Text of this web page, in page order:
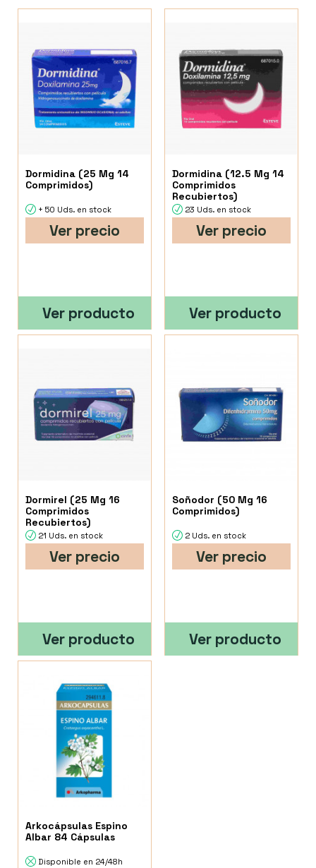
Dormidina (25 Mg 14
Comprimidos)
+ 50 Uds. en stock
Ver precio
Ver producto
Dormidina (12.5 Mg 14
Comprimidos
Recubiertos)
23 Uds. en stock
Ver precio
Ver producto
Dormirel (25 Mg 16
Comprimidos
Recubiertos)
21 Uds. en stock
Ver precio
Ver producto
Soñodor (50 Mg 16
Comprimidos)
2 Uds. en stock
Ver precio
Ver producto
Arkocápsulas Espino
Albar 84 Cápsulas
Disponible en 24/48h